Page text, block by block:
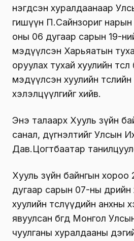
нэгдсэн хуралдаанаар
гишүүн П.Сайнзориг
оны 06 дугаар сарын 19-ний
мэдүүлсэн Харьяатын
оруулах тухай хуулийн төсөл
мэдүүлсэн хуулийн
хэлэлцүүлгийг хийв.
Энэ талаарх Хууль зүйн
санал, дүгнэлтийг Улсын
Дав.Цогтбаатар
Хууль зүйн байнгын
дугаар сарын 07-ны
хуулийн төслүүдийн анхны
явуулсан бөгөөд Монгол
чуулганы хуралдааны